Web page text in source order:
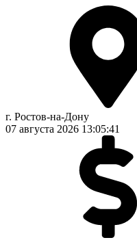
г. Ростов-на-Дону
07 августа 2026 13:05:41